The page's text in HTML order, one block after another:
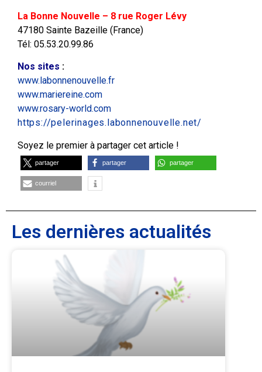
La Bonne Nouvelle – 8 rue Roger Lévy
47180 Sainte Bazeille (France)
Tél: 05.53.20.99.86
Nos sites :
www.labonnenouvelle.fr
www.mariereine.com
www.rosary-world.com
https://pelerinages.labonnenouvelle.net/
Soyez le premier à partager cet article !
partager partager partager
courriel
Les dernières actualités